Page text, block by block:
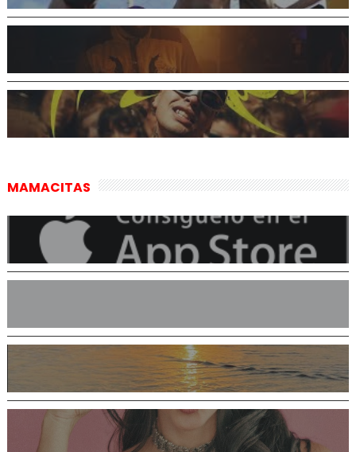
MAMACITAS